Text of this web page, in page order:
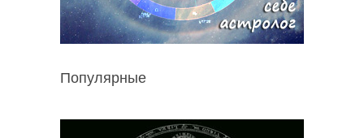
Популярные